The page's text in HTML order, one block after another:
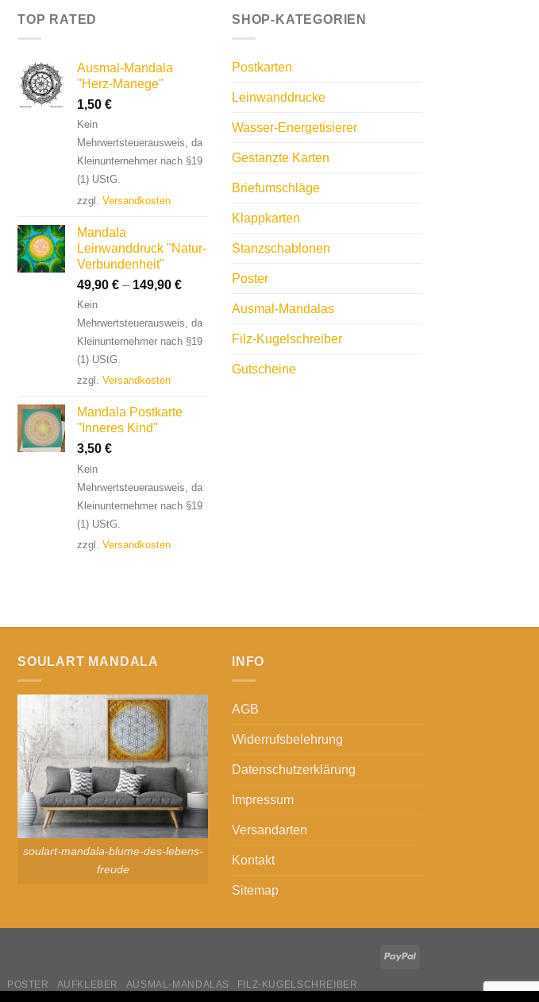
TOP RATED
Ausmal-Mandala
"Herz-Manege"
1,50 €
Kein
Mehrwertsteuerausweis, da
Kleinunternehmer nach §19
(1) UStG.
zzgl. Versandkosten
Mandala
Leinwanddruck "Natur-
Verbundenheit"
49,90 € – 149,90 €
Kein
Mehrwertsteuerausweis, da
Kleinunternehmer nach §19
(1) UStG.
zzgl. Versandkosten
Mandala Postkarte
"Inneres Kind"
3,50 €
Kein
Mehrwertsteuerausweis, da
Kleinunternehmer nach §19
(1) UStG.
zzgl. Versandkosten
SHOP-KATEGORIEN
Postkarten
Leinwanddrucke
Wasser-Energetisierer
Gestanzte Karten
Briefumschläge
Klappkarten
Stanzschablonen
Poster
Ausmal-Mandalas
Filz-Kugelschreiber
Gutscheine
SOULART MANDALA
soulart-mandala-blume-des-lebens-
freude
INFO
AGB
Widerrufsbelehrung
Datenschutzerklärung
Impressum
Versandarten
Kontakt
Sitemap
POSTER AUFKLEBER AUSMAL-MANDALAS
FILZ-KUGELSCHREIBER